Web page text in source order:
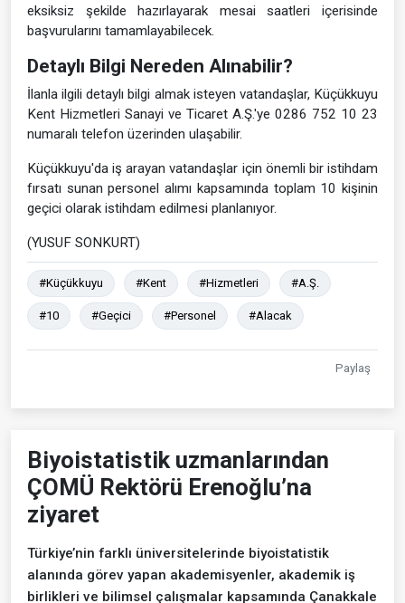
eksiksiz şekilde hazırlayarak mesai saatleri içerisinde
başvurularını tamamlayabilecek.
Detaylı Bilgi Nereden Alınabilir?
İlanla ilgili detaylı bilgi almak isteyen vatandaşlar, Küçükkuyu
Kent Hizmetleri Sanayi ve Ticaret A.Ş.'ye 0286 752 10 23
numaralı telefon üzerinden ulaşabilir.
Küçükkuyu'da iş arayan vatandaşlar için önemli bir istihdam
fırsatı sunan personel alımı kapsamında toplam 10 kişinin
geçici olarak istihdam edilmesi planlanıyor.
(YUSUF SONKURT)
#Küçükkuyu #Kent #Hizmetleri #A.Ş.
#10 #Geçici #Personel #Alacak
Paylaş
Biyoistatistik uzmanlarından
ÇOMÜ Rektörü Erenoğlu’na
ziyaret
Türkiye’nin farklı üniversitelerinde biyoistatistik
alanında görev yapan akademisyenler, akademik iş
birlikleri ve bilimsel çalışmalar kapsamında Çanakkale